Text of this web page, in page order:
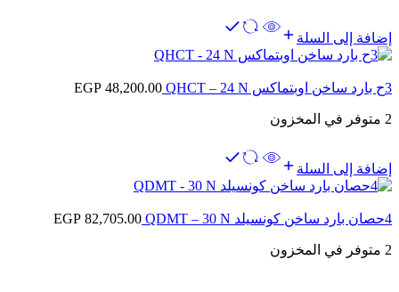
إضافة إلى السلة
3ح بارد ساخن اوبتماكس QHCT – 24 N EGP 48,200.00
2 متوفر في المخزون
إضافة إلى السلة
4حصان بارد ساخن كونسيلد QDMT – 30 N EGP 82,705.00
2 متوفر في المخزون